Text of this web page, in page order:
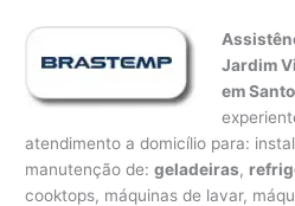
Jardim
em
atendimento a domicílio para:
manutenção de:geladeiras,
cooktops, máquinas de lavar,